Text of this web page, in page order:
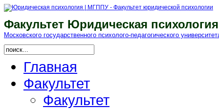
Факультет Юридическая психология
Московского гоcударственного психолого-педагогического
Главная
Факультет
Факультет